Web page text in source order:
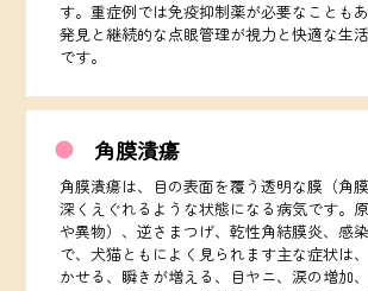
す。重症例では免疫抑制薬が必要なことも
発見と継続的な点眼管理が視力と快適な生
です。
角膜潰瘍
角膜潰瘍は、目の表面を覆う透明な膜（角膜
深くえぐれるような状態になる病気です。
や異物）、逆さまつげ、乾性角結膜炎、感
で、犬猫ともによく見られます主な症状は
かせる、瞬きが増える、目ヤニ、涙の増加